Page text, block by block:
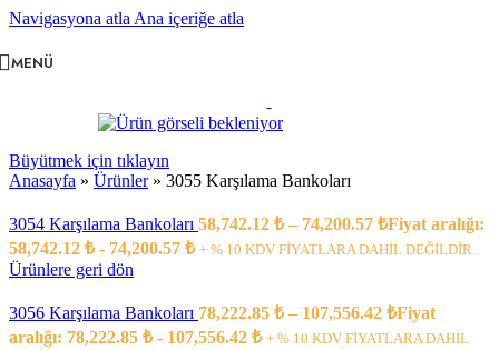
Navigasyona atla Ana içeriğe atla
MENÜ
Büyütmek için tıklayın
Anasayfa » Ürünler» 3055 Karşılama Bankoları
3054 Karşılama Bankoları 58,742.12 ₺ – 74,200.57 ₺Fiyat aralığı:
58,742.12 ₺ - 74,200.57 ₺ + % 10 KDV FİYATLARA DAHİL DEĞİLDİR..
Ürünlere geri dön
3056 Karşılama Bankoları 78,222.85 ₺ – 107,556.42 ₺Fiyat
aralığı: 78,222.85 ₺ - 107,556.42 ₺ + % 10 KDV FİYATLARA DAHİL